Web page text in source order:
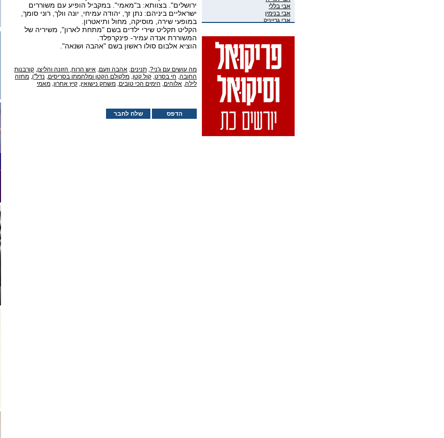
ירושלים". בצוותא: ב"מאמי". במקביל הופיע עם משוררים
ישראליים ביניהם: נתן זך, יהודה עמיחי, יונה וולך, רוני סומך,
במופעי שירה, מוסיקה, מחול ותיאטרון.
הקליט תקליט שירי ילדים בשם "מתחת לארון", משיריה של
המשוררת אנדה עמיר- פינקרפלד.
הוציא אלבום סולו ראשון בשם "אהבה ושנאה".
מה עושים עם ג'ני?, תנינים, אהבה וזעם, איש הרוח, הזונה והליצן, קורבנות
החובה, חי בסרט, קול קטן, מלקולם הקטן ומלחמתו בסריסים, נדל"ן, מחזה
לילה, אלוהים, הימים הכי טובים, משחק נישואין, קיץ אחרון, מאמי
שלח לחבר הדפס
אבי בללי
אבי בנימין
אבי גרייניק
אבי טרמין
אבי פניני
אבי קושניר
אבי שושני
אבי שכוי
אבי אליאס
אבי גיבסון בר-אל
אביב רון
אביגיל ארד
אביה בן דוד
אביה קופלמן